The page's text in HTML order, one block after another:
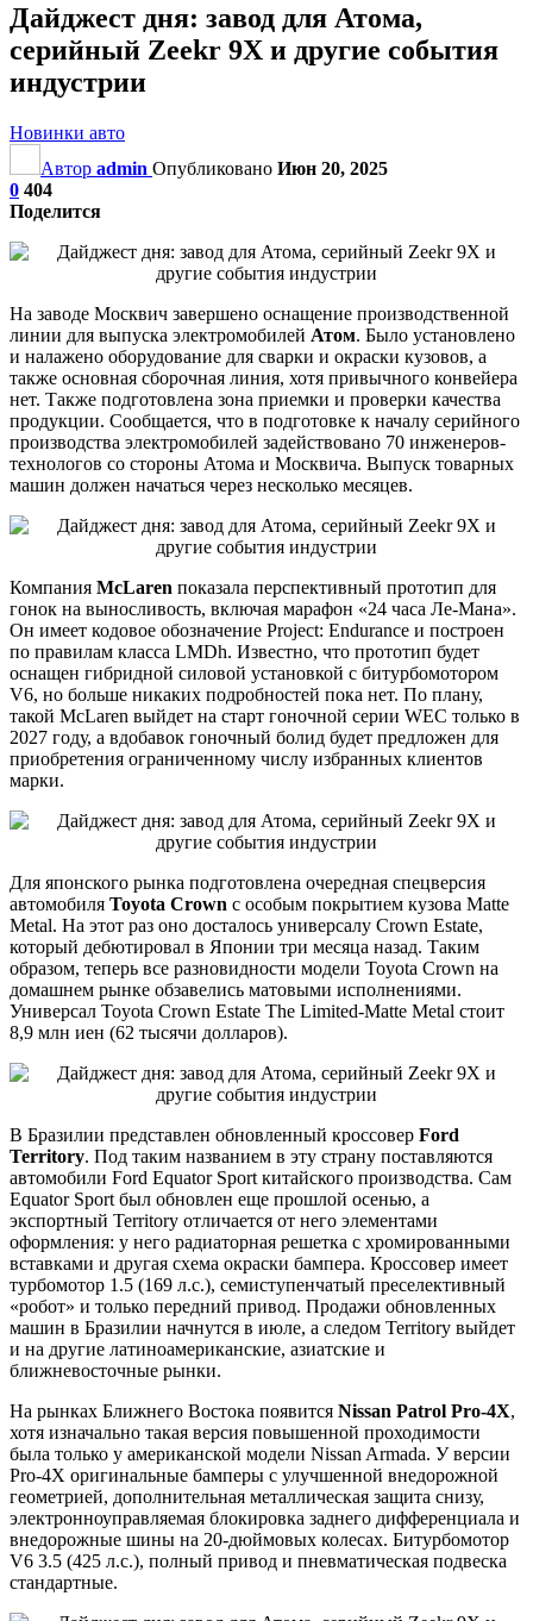
Дайджест дня: завод для Атома,
серийный Zeekr 9X и другие события
индустрии
Новинки авто
Автор admin Опубликовано Июн 20, 2025
0 404
Поделится
На заводе Москвич завершено оснащение производственной
линии для выпуска электромобилей Атом. Было установлено
и налажено оборудование для сварки и окраски кузовов, а
также основная сборочная линия, хотя привычного конвейера
нет. Также подготовлена зона приемки и проверки качества
продукции. Сообщается, что в подготовке к началу серийного
производства электромобилей задействовано 70 инженеров-
технологов со стороны Атома и Москвича. Выпуск товарных
машин должен начаться через несколько месяцев.
Компания McLaren показала перспективный прототип для
гонок на выносливость, включая марафон «24 часа Ле-Мана».
Он имеет кодовое обозначение Project: Endurance и построен
по правилам класса LMDh. Известно, что прототип будет
оснащен гибридной силовой установкой с битурбомотором
V6, но больше никаких подробностей пока нет. По плану,
такой McLaren выйдет на старт гоночной серии WEC только в
2027 году, а вдобавок гоночный болид будет предложен для
приобретения ограниченному числу избранных клиентов
марки.
Для японского рынка подготовлена очередная спецверсия
автомобиля Toyota Crown с особым покрытием кузова Matte
Metal. На этот раз оно досталось универсалу Crown Estate,
который дебютировал в Японии три месяца назад. Таким
образом, теперь все разновидности модели Toyota Crown на
домашнем рынке обзавелись матовыми исполнениями.
Универсал Toyota Crown Estate The Limited-Matte Metal стоит
8,9 млн иен (62 тысячи долларов).
В Бразилии представлен обновленный кроссовер Ford
Territory. Под таким названием в эту страну поставляются
автомобили Ford Equator Sport китайского производства. Сам
Equator Sport был обновлен еще прошлой осенью, а
экспортный Territory отличается от него элементами
оформления: у него радиаторная решетка с хромированными
вставками и другая схема окраски бампера. Кроссовер имеет
турбомотор 1.5 (169 л.с.), семиступенчатый преселективный
«робот» и только передний привод. Продажи обновленных
машин в Бразилии начнутся в июле, а следом Territory выйдет
и на другие латиноамериканские, азиатские и
ближневосточные рынки.
На рынках Ближнего Востока появится Nissan Patrol Pro-4X,
хотя изначально такая версия повышенной проходимости
была только у американской модели Nissan Armada. У версии
Pro-4X оригинальные бамперы с улучшенной внедорожной
геометрией, дополнительная металлическая защита снизу,
электронноуправляемая блокировка заднего дифференциала и
внедорожные шины на 20-дюймовых колесах. Битурбомотор
V6 3.5 (425 л.с.), полный привод и пневматическая подвеска
стандартные.